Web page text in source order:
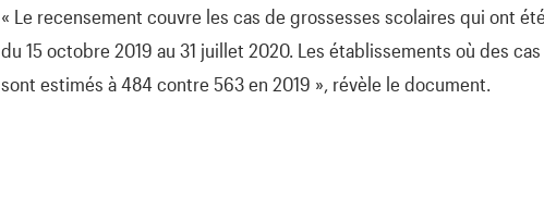
« Le recensement couvre les cas de grossesses scolaires qui ont
du 15 octobre 2019 au 31 juillet 2020. Les établissements où des
sont estimés à 484 contre 563 en 2019 », révèle le document.